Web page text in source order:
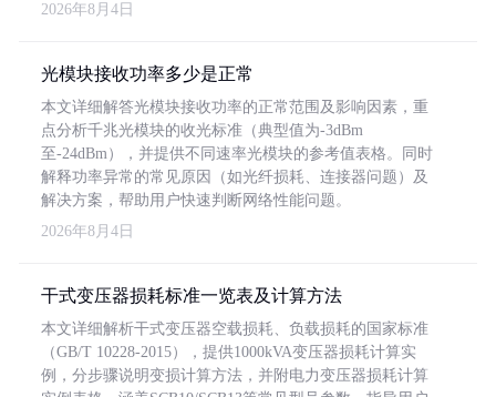
2026年8月4日
光模块接收功率多少是正常
本文详细解答光模块接收功率的正常范围及影响因素，重
点分析千兆光模块的收光标准（典型值为-3dBm
至-24dBm），并提供不同速率光模块的参考值表格。同时
解释功率异常的常见原因（如光纤损耗、连接器问题）及
解决方案，帮助用户快速判断网络性能问题。
2026年8月4日
干式变压器损耗标准一览表及计算方法
本文详细解析干式变压器空载损耗、负载损耗的国家标准
（GB/T 10228-2015），提供1000kVA变压器损耗计算实
例，分步骤说明变损计算方法，并附电力变压器损耗计算